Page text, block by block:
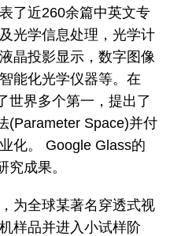
了近260余篇中英文专
光学信息处理，光学计
晶投影显示，数字图像
能化光学仪器等。在
世界多个第一，提出了
(Parameter Space)并付
化。 Google Glass的
成果。
为全球某著名穿透式视
样品并进入小试样阶